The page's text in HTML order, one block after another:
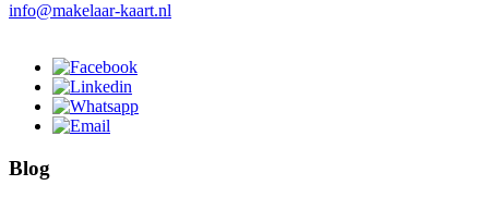
info@makelaar-kaart.nl
Blog